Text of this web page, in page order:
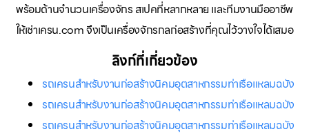
พร้อมด้านจำนวนเครื่องจักร สเปคที่หลากหลาย และทีมงานมืออาชีพ
ให้เช่าเครน.com จึงเป็นเครื่องจักรกลก่อสร้างที่คุณไว้วางใจได้เสมอ
ลิงก์ที่เกี่ยวข้อง
รถเครนสำหรับงานก่อสร้างนิคมอุตสาหกรรมท่าเรือแหลมฉบัง
รถเครนสำหรับงานก่อสร้างนิคมอุตสาหกรรมท่าเรือแหลมฉบัง
รถเครนสำหรับงานก่อสร้างนิคมอุตสาหกรรมท่าเรือแหลมฉบัง